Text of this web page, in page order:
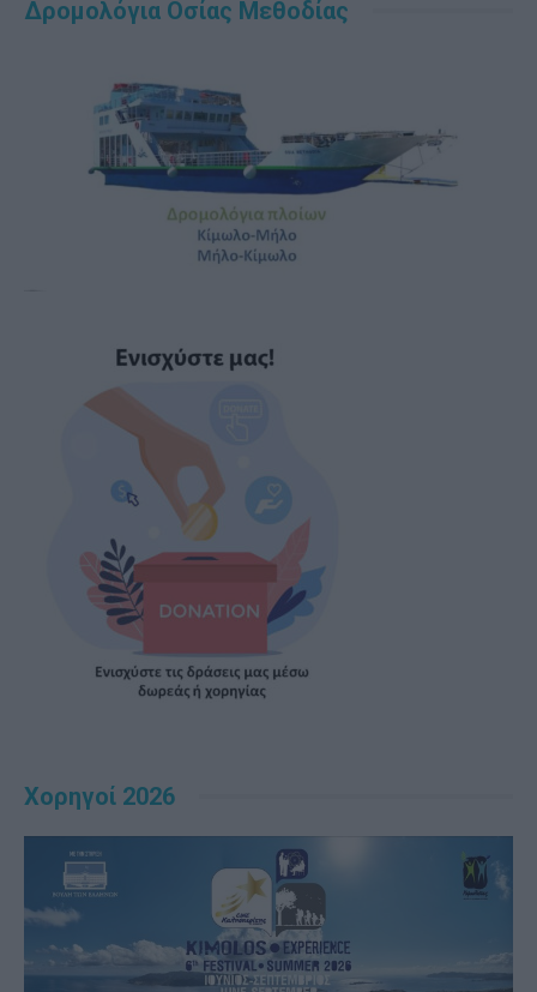
Δρομολόγια Οσίας Μεθοδίας
Χορηγοί 2026